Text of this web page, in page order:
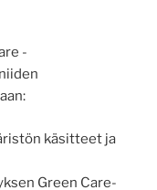
-
käsitteet ja
Green Care-